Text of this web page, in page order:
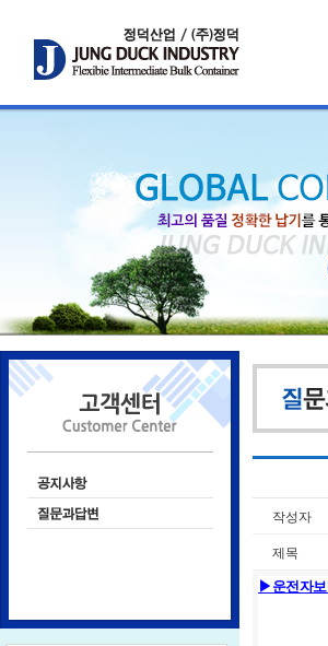
작성자
제목
▶운전자보